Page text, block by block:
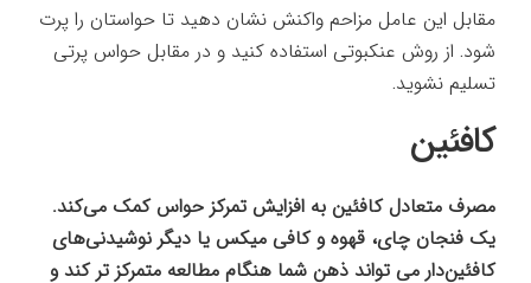
مقابل این عامل مزاحم واکنش نشان دهید تا حواستان را پرت
شود. از روش عنکبوتی استفاده کنید و در مقابل حواس پرتی
تسلیم نشوید.
کافئین
مصرف متعادل کافئین به افزایش تمرکز حواس کمک می‌کند.
یک فنجان چای، قهوه و کافی میکس یا دیگر نوشیدنی‌های
کافئين‌دار می تواند ذهن شما هنگام مطالعه متمرکز تر کند و